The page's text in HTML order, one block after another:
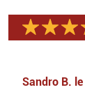
Sandro B. le